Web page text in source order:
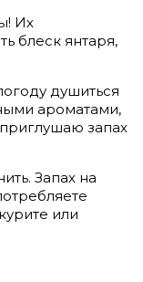
Их
блеск янтаря,
душиться
ароматами,
запах
Запах на
или